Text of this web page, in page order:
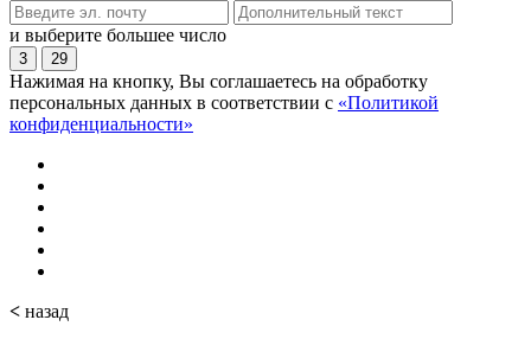
и выберите большее число
3 29
Нажимая на кнопку, Вы соглашаетесь на обработку
персональных данных в соответствии с «Политикой
конфиденциальности»
< назад